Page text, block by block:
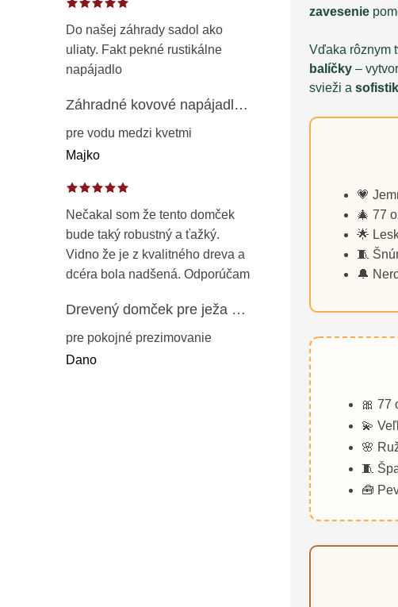
Do našej záhrady sadol ako
uliaty. Fakt pekné rustikálne
napájadlo
Záhradné kovové napájadlo pre vtáky 8 cm / 104 cm – dekorácia z patinovanej ocele v prírodnej hrdzi
pre vodu medzi kvetmi
Majko
Nečakal som že tento domček
bude taký robustný a ťažký.
Vidno že je z kvalitného dreva a
dcéra bola nadšená. Odporúčam
Drevený domček pre ježa – záhradný úkryt z opaľovaného dreva s vodoodolnou strechou 50 cm
pre pokojné prezimovanie
Dano
zavesenie
Vďaka rôznym
balíčky –
svieži a
💗
🎄 77
🌟
🧵
🔔
🎀 77
💫
🌸
🧵
🧰